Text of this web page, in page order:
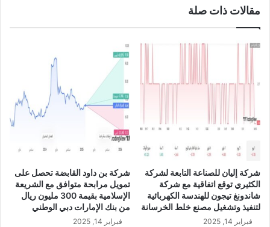
ل
ف
أ
م
2
3
ب
س
ل
و
ن
N
U
S
D
مقالات ذات صلة
شركة إليان للصناعة التابعة لشركة
الكثيري توقع اتفاقية مع شركة
شاندونغ تيجون للهندسة الكهربائية
لتنفيذ وتشغيل مصنع خلط الخرسانة
فبراير 14, 2025
شركة بن داود القابضة تحصل على
تمويل مرابحة متوافق مع الشريعة
الإسلامية بقيمة 300 مليون ريال
من بنك الإمارات دبي الوطني
فبراير 14, 2025